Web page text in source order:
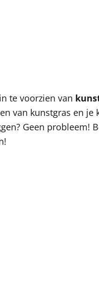
te voorzien van
van kunstgras en
Geen